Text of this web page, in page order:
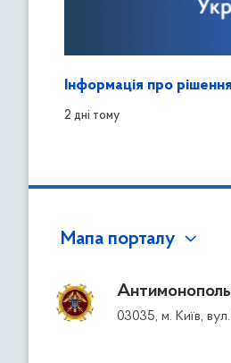
Інформація про
2 дні тому
Мапа порталу
03035, м. Київ,